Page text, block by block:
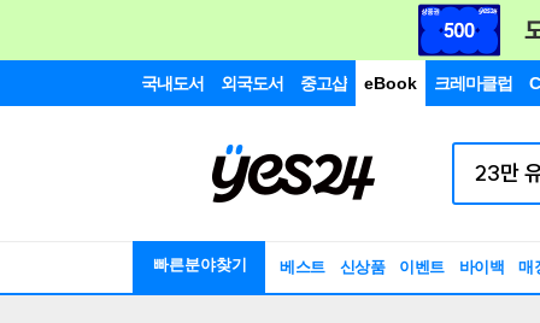
국내도서 외국도서 중고샵 eBook 크레마클럽
빠른분야찾기 베스트 신상품 이벤트 바이백 매